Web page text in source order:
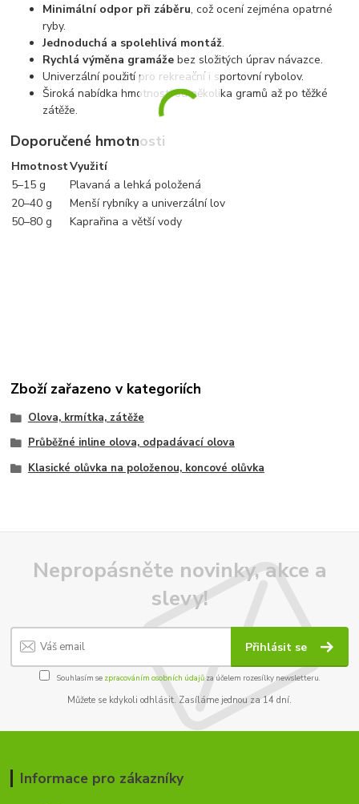
Minimální odpor při záběru, což ocení zejména opatrné
ryby.
Jednoduchá a spolehlivá montáž.
Rychlá výměna gramáže bez složitých úprav návazce.
Univerzální použití pro rekreační i sportovní rybolov.
Široká nabídka hmotností od několika gramů až po těžké
zátěže.
Doporučené hmotnosti
HmotnostVyužití
5–15 g
Plavaná a lehká položená
20–40 g
Menší rybníky a univerzální lov
50–80 g
Kaprařina a větší vody
Zboží zařazeno v kategoriích
Olova, krmítka, zátěže
Průběžné inline olova, odpadávací olova
Klasické olůvka na položenou, koncové olůvka
Nepropásněte novinky, akce a
slevy!
Přihlásit se
Souhlasím se zpracováním osobních údajůza účelem rozesílky newsletteru.
Můžete se kdykoli odhlásit. Zasíláme jednou za 14 dní.
Informace pro zákazníky